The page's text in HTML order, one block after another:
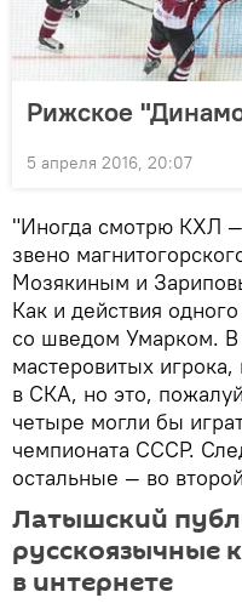
Рижское
5 апреля 2016, 20:07
"Иногда смотрю КХЛ
звено
Мозякиным и
Как и действия
со шведом Умарком.
мастеровитых
в СКА, но это,
четыре могли бы
чемпионата СССР.
остальные — во
Латышский
русскоязычные
в интернете